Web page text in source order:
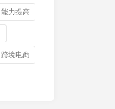
能力提高
跨境电商